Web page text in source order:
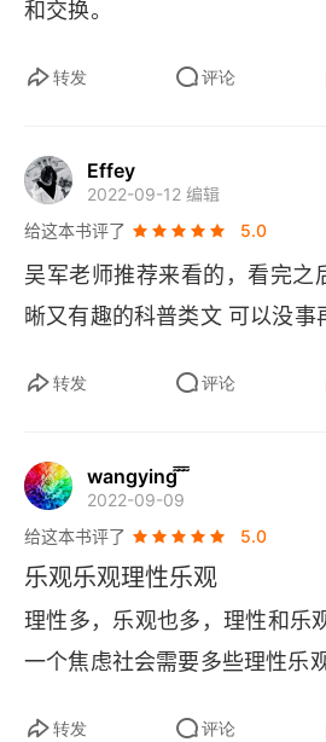
和交换。
转发 评论
Effey
2022-09-12 编辑
给这本书评了
5.0
吴军老师推荐来看的，看完之
晰又有趣的科普类文 可以没事
转发 评论
wangying   
2022-09-09
给这本书评了
5.0
乐观乐观理性乐观
理性多，乐观也多，理性和乐
一个焦虑社会需要多些理性乐观
转发 评论